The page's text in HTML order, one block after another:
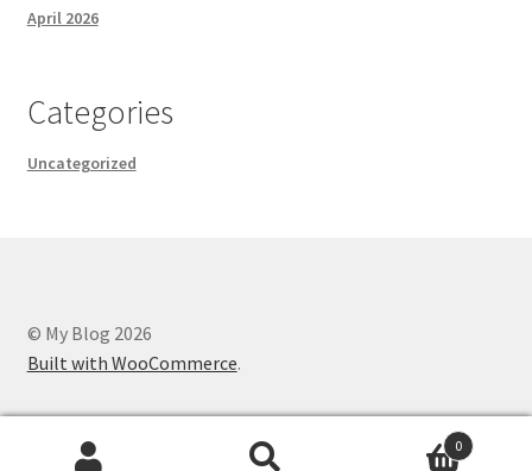
April 2026
Categories
Uncategorized
© My Blog 2026
Built with WooCommerce.
0